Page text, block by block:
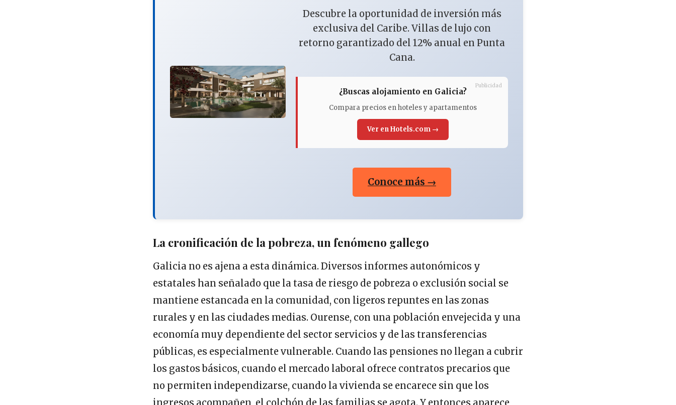
Descubre la oportunidad de inversión más
exclusiva del Caribe. Villas de lujo con
retorno garantizado del 12% anual en Punta
Cana.
¿Buscas alojamiento en Galicia?
Compara precios en hoteles y apartamentos
Ver en Hotels.com →
Publicidad
Conoce más →
La cronificación de la pobreza, un fenómeno gallego
Galicia no es ajena a esta dinámica. Diversos informes autonómicos y
estatales han señalado que la tasa de riesgo de pobreza o exclusión social se
mantiene estancada en la comunidad, con ligeros repuntes en las zonas
rurales y en las ciudades medias. Ourense, con una población envejecida y una
economía muy dependiente del sector servicios y de las transferencias
públicas, es especialmente vulnerable. Cuando las pensiones no llegan a cubrir
los gastos básicos, cuando el mercado laboral ofrece contratos precarios que
no permiten independizarse, cuando la vivienda se encarece sin que los